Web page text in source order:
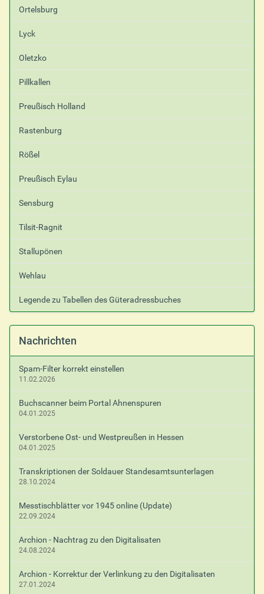
Ortelsburg
Lyck
Oletzko
Pillkallen
Preußisch Holland
Rastenburg
Rößel
Preußisch Eylau
Sensburg
Tilsit-Ragnit
Stallupönen
Wehlau
Legende zu Tabellen des Güteradressbuches
Nachrichten
Spam-Filter korrekt einstellen
11.02.2026
Buchscanner beim Portal Ahnenspuren
04.01.2025
Verstorbene Ost- und Westpreußen in Hessen
04.01.2025
Transkriptionen der Soldauer Standesamtsunterlagen
28.10.2024
Messtischblätter vor 1945 online (Update)
22.09.2024
Archion - Nachtrag zu den Digitalisaten
24.08.2024
Archion - Korrektur der Verlinkung zu den Digitalisaten
27.01.2024